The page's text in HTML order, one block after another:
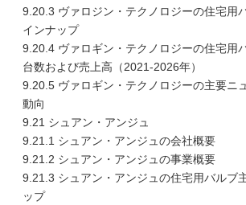
9.20.3 ヴァロジン・テクノロジーの住宅用
インナップ
9.20.4 ヴァロギン・テクノロジーの住宅用
台数および売上高（2021-2026年）
9.20.5 ヴァロギン・テクノロジーの主要ニ
動向
9.21 シュアン・アンジュ
9.21.1 シュアン・アンジュの会社概要
9.21.2 シュアン・アンジュの事業概要
9.21.3 シュアン・アンジュの住宅用バルブ
ップ